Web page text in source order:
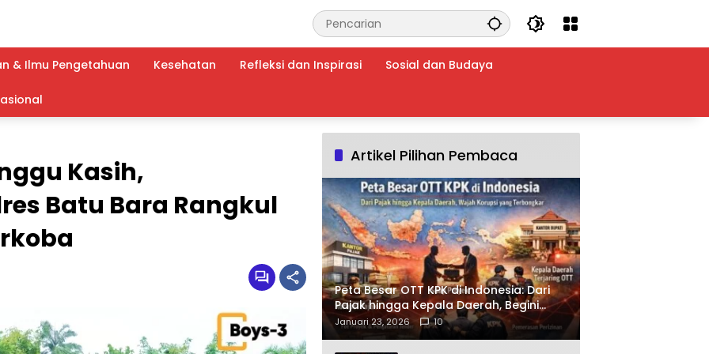
& Ilmu Pengetahuan Kesehatan Refleksi dan Inspirasi Sosial dan Budaya
Kasih,
Batu Bara Rangkul
Artikel Pilihan Pembaca
Peta Besar OTT KPK di Indonesia: Dari
Pajak hingga Kepala Daerah, Begini
Wajah Korupsi yang Terbongkar
Januari 23, 2026 10